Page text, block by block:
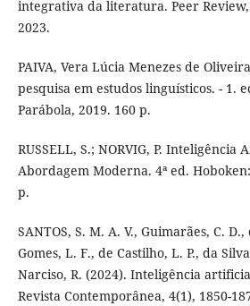
integrativa da literatura. Peer Review,
2023.
PAIVA, Vera Lúcia Menezes de
pesquisa em estudos linguísticos. - 1.
Parábola, 2019. 160 p.
RUSSELL, S.; NORVIG, P. Inteligência
Abordagem Moderna. 4ª ed.
p.
SANTOS, S. M. A. V., Guimarães, C.
Gomes, L. F., de Castilho, L. P., da
Narciso, R. (2024). Inteligência
Revista Contemporânea, 4(1), 1850-